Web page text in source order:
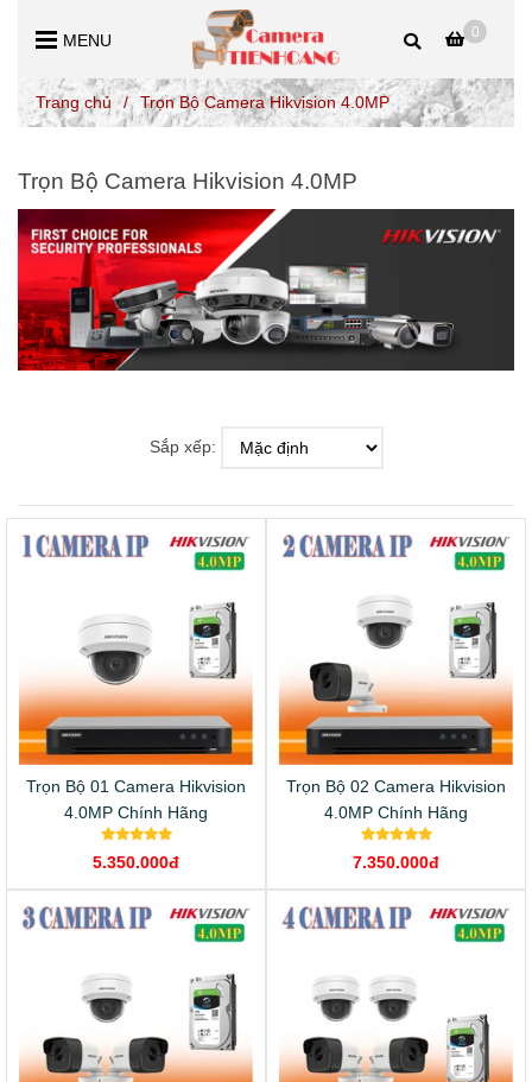
0
MENU
Trang chủ / Trọn Bộ Camera Hikvision 4.0MP
Trọn Bộ Camera Hikvision 4.0MP
Sắp xếp:
Trọn Bộ 01 Camera Hikvision
4.0MP Chính Hãng
5.350.000đ
Trọn Bộ 02 Camera Hikvision
4.0MP Chính Hãng
7.350.000đ